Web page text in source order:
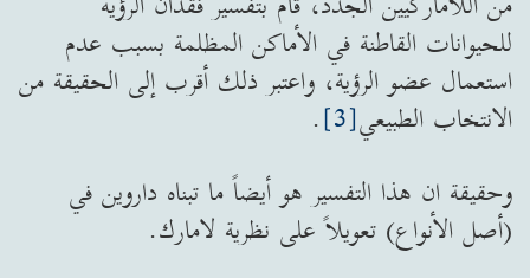
للحيوانات القاطنة في الأماكن المظلمة بسبب عدم
استعمال عضو الرؤية، واعتبر ذلك أقرب إلى الحقيقة من
الانتخاب الطبيعي[3]
.
وحقيقة ان هذا التفسير هو أيضاً ما تبناه داروين في
(أصل الأنواع) تعويلاً على نظرية لامارك.